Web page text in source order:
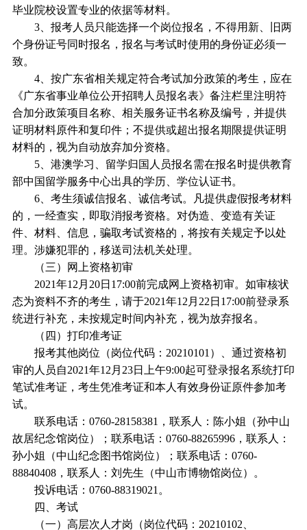
毕业院校设置专业的依据等材料。
3、报考人员只能选择一个岗位报名，不得用新、旧两
个身份证号同时报名，报名与考试时使用的身份证必须一
致。
4、按广东省相关规定符合考试加分政策的考生，应在
《广东省事业单位公开招聘人员报名表》备注栏里注明符
合加分政策项目名称、相关服务证书名称及编号，并提供
证明材料原件和复印件；不提供或超出报名期限提供证明
材料的，视为自动放弃加分资格。
5、港澳学习、留学归国人员报名需在报名时提供教育
部中国留学服务中心出具的学历、学位认证书。
6、考生须诚信报名、诚信考试。凡提供虚假报考材料
的，一经查实，即取消报考资格。对伪造、变造有关证
件、材料、信息，骗取考试资格的，将按有关规定予以处
理。涉嫌犯罪的，移送司法机关处理。
（三）网上资格初审
2021年12月20日17:00前完成网上资格初审。如审核状
态为资料不齐的考生，请于2021年12月22日17:00前登录系
统进行补充，未按规定时间内补充，视为放弃报名。
（四）打印准考证
报考其他岗位（岗位代码：20210101）、通过资格初
审的人员自2021年12月23日上午9:00起可登录报名系统打印
笔试准考证，考生凭准考证和本人有效身份证原件参加考
试。
联系电话：0760-28158381，联系人：陈小姐（孙中山
故居纪念馆岗位）；联系电话：0760-88265996，联系人：
孙小姐（中山纪念图书馆岗位）；联系电话：0760-
88840408，联系人：刘先生（中山市博物馆岗位）。
投诉电话：0760-88319021。
四、考试
（一）高层次人才岗（岗位代码：20210102、